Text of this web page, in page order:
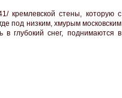
кремлевской стены, которую с
под низким, хмурым московским
в глубокий снег, поднимаются в